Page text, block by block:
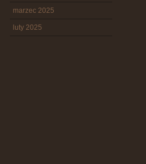
marzec 2025
luty 2025